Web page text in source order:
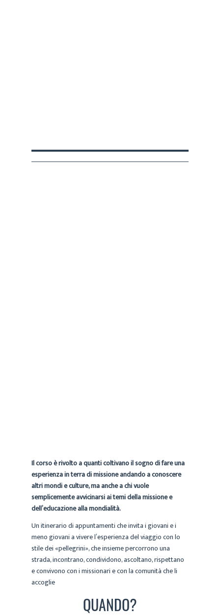
Il corso è rivolto a quanti coltivano il sogno di fare una
esperienza in terra di missione andando a conoscere
altri mondi e culture, ma anche a chi vuole
semplicemente avvicinarsi ai temi della missione e
dell’educazione alla mondialità.
Un itinerario di appuntamenti che invita i giovani e i
meno giovani a vivere l’esperienza del viaggio con lo
stile dei «pellegrini», che insieme percorrono una
strada, incontrano, condividono, ascoltano, rispettano
e convivono con i missionari e con la comunità che li
accoglie
QUANDO?